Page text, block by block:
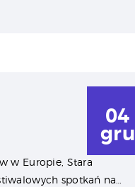
04
gru
w Europie, Stara
spotkań na…